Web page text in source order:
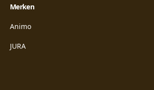
Merken
Animo
JURA